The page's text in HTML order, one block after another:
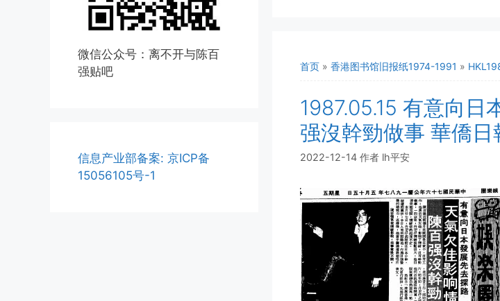
首页 » 香港图书馆旧报纸1974-1991 »
1987.05.15 有意向
强沒幹勁做事 華僑日
2022-12-14 作者 lh平安
微信公众号：离不开与陈百
强贴吧
信息产业部备案: 京ICP备
15056105号-1